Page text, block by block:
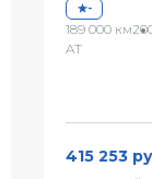
-
189 000 км
AT
415 253